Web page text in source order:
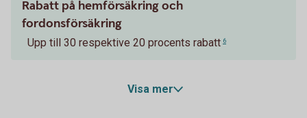
Rabatt på hemförsäkring och
fordonsförsäkring
Upp till 30 respektive 20 procents rabatt 6
Visa mer